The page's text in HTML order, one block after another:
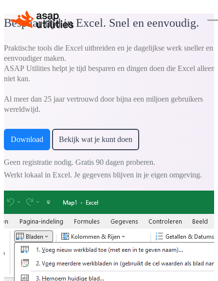
Bespaar tijd in Excel. Snel en eenvoudig.
Praktische tools die Excel uitbreiden en je dagelijkse werk sneller en
eenvoudiger maken.
ASAP Utilities helpt je tijd besparen en dingen doen die Excel alleen
niet kan.
Al meer dan 25 jaar vertrouwd door bijna een miljoen gebruikers
wereldwijd.
Download Bekijk wat je kunt doen
Geen registratie nodig. Gratis 90 dagen proberen.
Werkt lokaal in Excel. Je gegevens blijven in je eigen omgeving.